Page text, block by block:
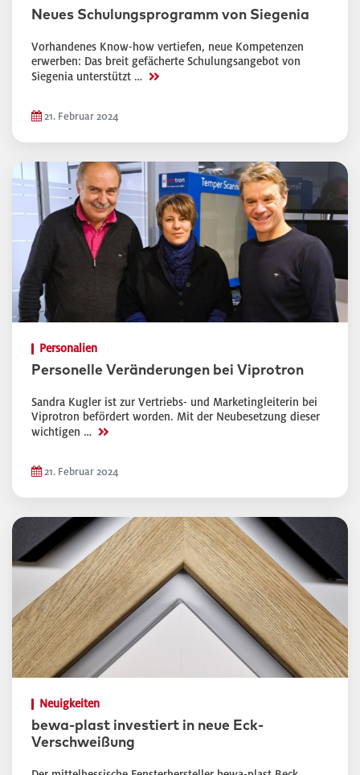
Neues Schulungsprogramm von Siegenia
Vorhandenes Know-how vertiefen, neue Kompetenzen
erwerben: Das breit gefächerte Schulungsangebot von
Siegenia unterstützt … >>
21. Februar 2024
Personalien
Personelle Veränderungen bei Viprotron
Sandra Kugler ist zur Vertriebs- und Marketingleiterin bei
Viprotron befördert worden. Mit der Neubesetzung dieser
wichtigen … >>
21. Februar 2024
Neuigkeiten
bewa-plast investiert in neue Eck-
Verschweißung